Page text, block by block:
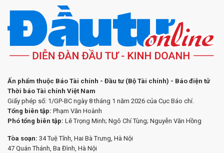
Ấn phẩm thuộc Báo Tài chính - Đầu tư (Bộ Tài chính) - Báo điện tử
Thời báo Tài chính Việt Nam
Giấy phép số: 1/GP-BC ngày 8 tháng 1 năm 2026 của Cục Báo chí.
Tổng biên tập: Phạm Văn Hoành
Phó tổng biên tập: Lê Trọng Minh; Ngô Chí Tùng; Nguyễn Văn Hồng
Tòa soạn: 34 Tuệ Tĩnh, Hai Bà Trưng, Hà Nội
47 Quán Thánh, Ba Đình, Hà Nội